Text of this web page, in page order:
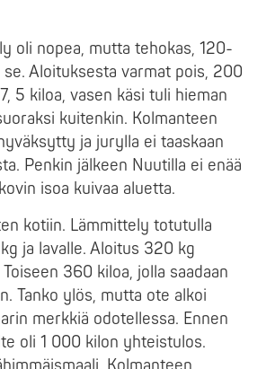
oli nopea, mutta tehokas, 120-
se. Aloituksesta varmat pois, 200
5 kiloa, vasen käsi tuli hieman
kuitenkin. Kolmanteen
ja jurylla ei taaskaan
Penkin jälkeen Nuutilla ei enää
isoa kuivaa aluetta.
kotiin. Lämmittely totutulla
ja lavalle. Aloitus 320 kg
360 kiloa, jolla saadaan
Tanko ylös, mutta ote alkoi
merkkiä odotellessa. Ennen
oli 1 000 kilon yhteistulos.